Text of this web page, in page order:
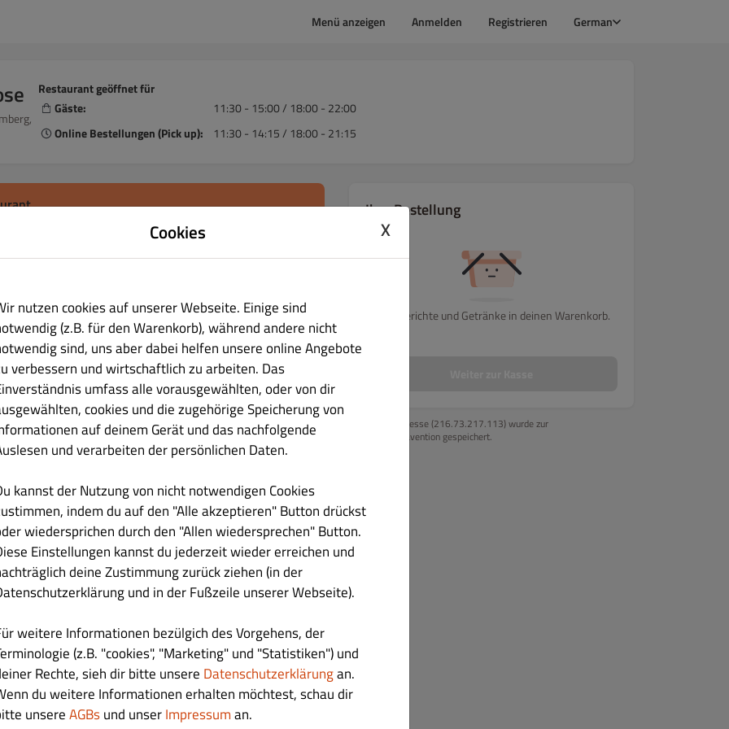
Menü anzeigen Anmelden Registrieren German
Restaurant geöffnet für
Gäste:
11:30 - 15:00 / 18:00 - 22:00
Online Bestellungen (Pick up):
11:30 - 14:15 / 18:00 - 21:15
/ Zusatzstoff
Ihre Bestellung
Lege Gerichte und Getränke in deinen Warenkorb.
Ihre IP-Adresse (216.73.217.113) wurde zur
Betrugsprävention gespeichert.
Cookies X
nutzen cookies auf unserer Webseite. Einige sind
(z.B. für den Warenkorb), während andere nicht
sind, uns aber dabei helfen unsere online Angebote
verbessern und wirtschaftlich zu arbeiten. Das
umfass alle vorausgewählten, oder von dir
cookies und die zugehörige Speicherung von
auf deinem Gerät und das nachfolgende
und verarbeiten der persönlichen Daten.
kannst der Nutzung von nicht notwendigen Cookies
indem du auf den "Alle akzeptieren" Button drückst
wiedersprichen durch den "Allen wiedersprechen" Button.
Einstellungen kannst du jederzeit wieder erreichen und
deine Zustimmung zurück ziehen (in der
und in der Fußzeile unserer Webseite).
weitere Informationen bezülgich des Vorgehens, der
(z.B. "cookies", "Marketing" und "Statistiken") und
Rechte, sieh dir bitte unsere Datenschutzerklärungan.
du weitere Informationen erhalten möchtest, schau dir
unsereAGBsund unserImpressuman.